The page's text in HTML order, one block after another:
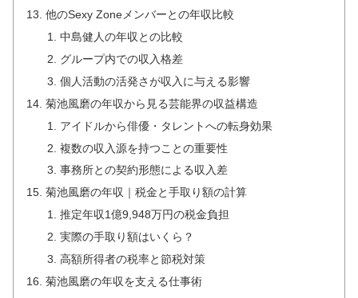
他のSexy Zoneメンバーとの年収比較
中島健人の年収との比較
グループ内での収入格差
個人活動の活発さが収入に与える影響
菊池風磨の年収から見る芸能界の収益構造
アイドルから俳優・タレントへの転身効果
複数の収入源を持つことの重要性
事務所との契約形態による収入差
菊池風磨の年収｜税金と手取り額の計算
推定年収1億9,948万円の税金負担
実際の手取り額はいくら？
高額所得者の税率と節税対策
菊池風磨の年収を支える仕事術